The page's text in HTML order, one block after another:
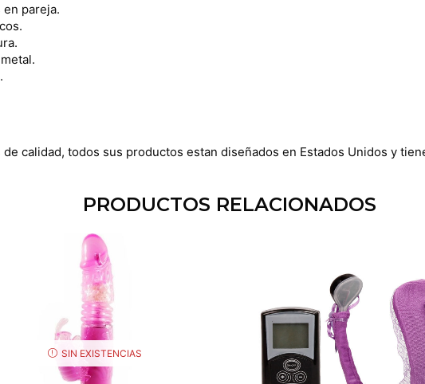
pareja.
calidad, todos sus productos estan diseñados en Estados Unidos y
PRODUCTOS RELACIONADOS
SIN EXISTENCIAS